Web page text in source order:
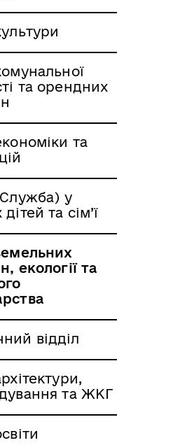
та орендних
та
у
та сім’ї
екології та
відділ
та ЖКГ